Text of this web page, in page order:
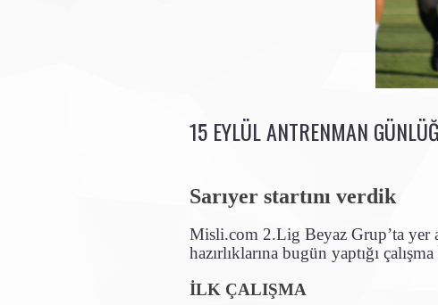
15 EYLÜL ANTRENMAN
Sarıyer startını verdik
Misli.com 2.Lig Beyaz Grup’ta yer
hazırlıklarına bugün yaptığı
İLK ÇALIŞMA